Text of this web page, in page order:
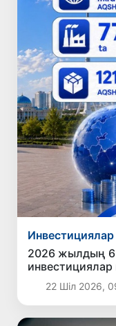
Инвестициялар
2026 жылдың 6 айында Ташкент қаласында
бағытында қол
жарияландым
22 Шіл 2026,